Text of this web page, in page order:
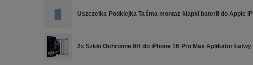
Uszczelka Podklejka Taśma montaż klapki baterii do Apple
2x Szkło Ochronne 9H do iPhone 16 Pro Max Aplikator